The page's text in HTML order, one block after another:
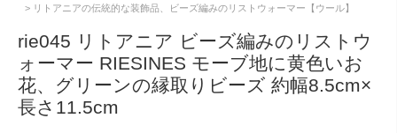
> リトアニアの伝統的な装飾品、ビーズ編みのリストウォーマー【ウール】
rie045 リトアニア ビーズ編みのリストウ
ォーマー RIESINES モーブ地に黄色いお
花、グリーンの縁取りビーズ 約幅8.5cm×
長さ11.5cm